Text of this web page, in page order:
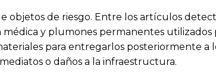
objetos de riesgo. Entre los artículos
y plumones permanentes utilizados
para entregarlos posteriormente a
o daños a la infraestructura.